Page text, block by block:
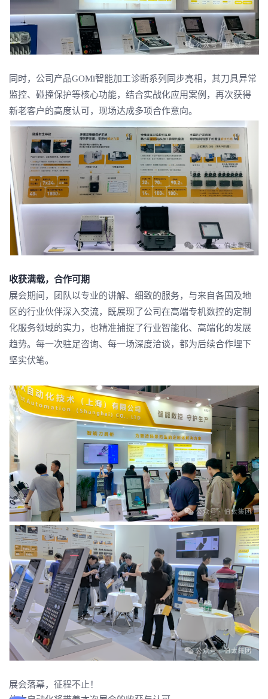
同时，公司产品GOMi智能加工诊断系列同步亮相，其刀具异常
监控、碰撞保护等核心功能，结合实战化应用案例，再次获得
新老客户的高度认可，现场达成多项合作意向。
收获满载，合作可期
展会期间，团队以专业的讲解、细致的服务，与来自各国及地
区的行业伙伴深入交流，既展现了公司在高端专机数控的定制
化服务领域的实力，也精准捕捉了行业智能化、高端化的发展
趋势。每一次驻足咨询、每一场深度洽谈，都为后续合作埋下
坚实伏笔。
展会落幕，征程不止！